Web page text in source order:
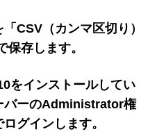
CSV（カンマ区切り）
保存します。
をインストールしてい
バーのAdministrator権
グインします。